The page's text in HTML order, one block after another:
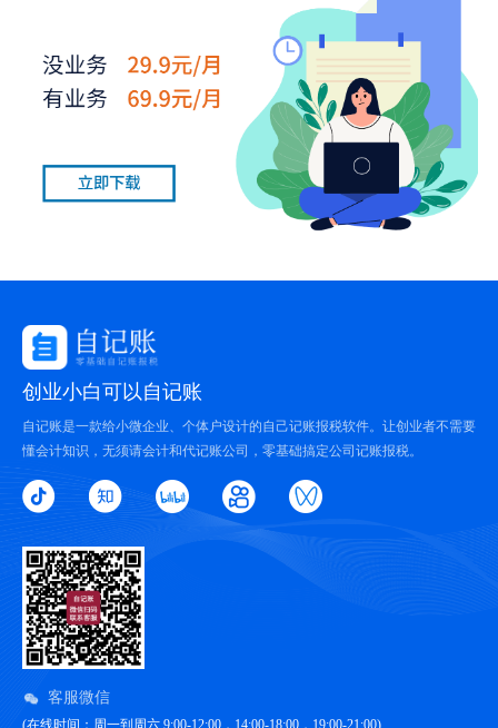
创业小白可以自记账
自记账是一款给小微企业、个体户设计的自己记账报税软件。让创业者不需要
懂会计知识，无须请会计和代记账公司，零基础搞定公司记账报税。
客服微信